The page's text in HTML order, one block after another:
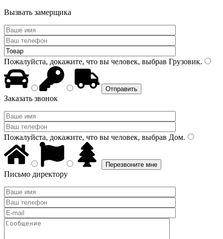
Вызвать замерщика
Пожалуйста, докажите, что вы человек, выбрав Грузовик.
Заказать звонок
Пожалуйста, докажите, что вы человек, выбрав Дом.
Письмо директору